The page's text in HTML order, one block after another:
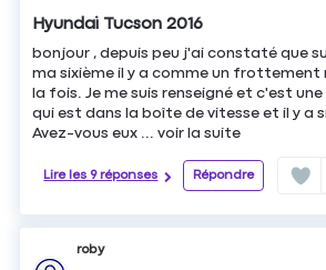
Hyundai Tucson 2016
bonjour , depuis peu j'ai constaté que
ma sixième il y a comme un frottement
la fois. Je me suis renseigné et c'est
qui est dans la boîte de vitesse et il y a
Avez-vous eux ...voir la suite
Lire les 9 réponses Répondre
roby